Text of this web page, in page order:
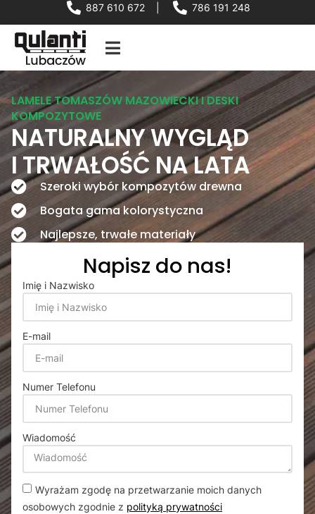
887 610 672 786 191 248
LAMELE TOMASZÓW MAZOWIECKI I DESKI
KOMPOZYTOWE
NATURALNY WYGLĄD
I TRWAŁOŚĆ NA LATA
Szeroki wybór kompozytów drewna
Bogata gama kolorystyczna
Najlepsze, trwałe materiały
Napisz do nas!
Imię i Nazwisko
E-mail
Numer Telefonu
Wiadomość
Wyrażam zgodę na przetwarzanie moich danych
osobowych zgodnie z polityką prywatności